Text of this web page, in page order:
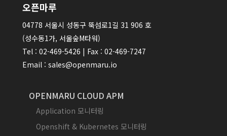
오픈마루
04778 서울시 성동구 뚝섬로1길 31 906 호
(성수동1가, 서울숲M타워)
Tel : 02-469-5426 | Fax : 02-469-7247
Email : sales@openmaru.io
OPENMARU CLOUD APM
Application 모니터링
Openshift & Kubernetes 모니터링